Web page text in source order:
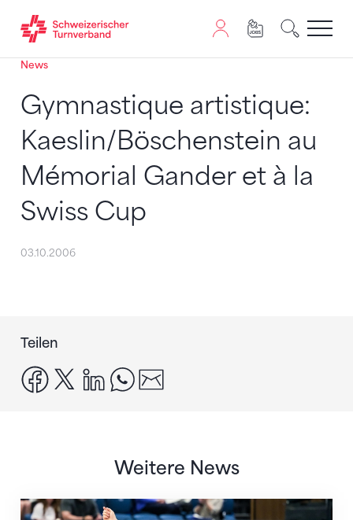
Zum Inhalt springen
Zur Sitemap navigieren
Zum Navigieren dieser Seite wird JavaScript benötigt.
News
Gymnastique artistique:
Kaeslin/Böschenstein au
Mémorial Gander et à la
Swiss Cup
03.10.2006
Teilen
facebook
x linkedinwhatsapp
Weitere News
Nächster Halt: Weltmeisterschaft